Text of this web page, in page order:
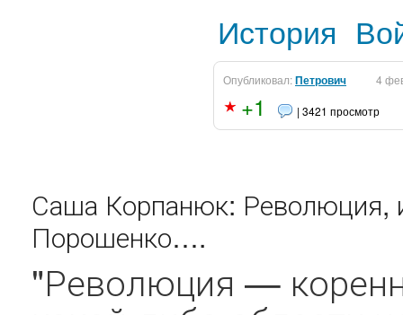
История
Опубликовал:Петрович 4
+1 | 3421 просмотр
Саша Корпанюк: Революция,
Порошенко….
"Революция —